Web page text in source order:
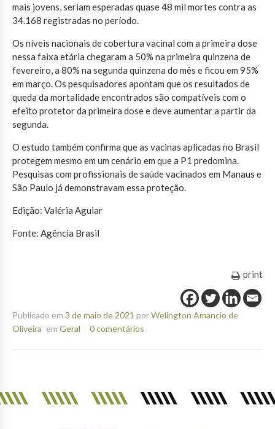
mais jovens, seriam esperadas quase 48 mil mortes contra as
34.168 registradas no período.
Os níveis nacionais de cobertura vacinal com a primeira dose
nessa faixa etária chegaram a 50% na primeira quinzena de
fevereiro, a 80% na segunda quinzena do mês e ficou em 95%
em março. Os pesquisadores apontam que os resultados de
queda da mortalidade encontrados são compatíveis com o
efeito protetor da primeira dose e deve aumentar a partir da
segunda.
O estudo também confirma que as vacinas aplicadas no Brasil
protegem mesmo em um cenário em que a P1 predomina.
Pesquisas com profissionais de saúde vacinados em Manaus e
São Paulo já demonstravam essa proteção.
Edição: Valéria Aguiar
Fonte: Agência Brasil
print
Publicado em 3 de maio de 2021 porWelington Amancio de
Oliveira em Geral 0 comentários